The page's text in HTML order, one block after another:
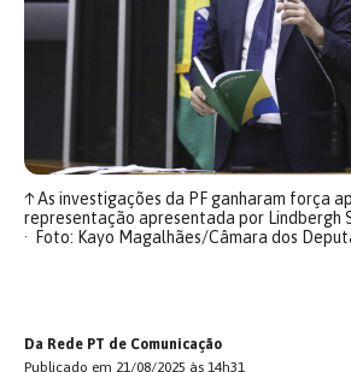
↑As investigações da PF ganharam força
representação apresentada por Lindbergh
Foto: Kayo Magalhães/Câmara dos
Da Rede PT de Comunicação
Publicado em 21/08/2025 às 14h31